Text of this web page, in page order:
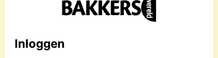
Inloggen